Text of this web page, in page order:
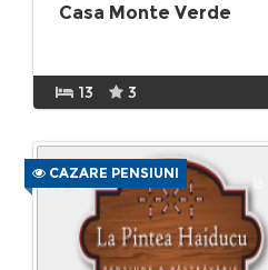
Casa Monte Verde
13 3
CAZARE PENSIUNI